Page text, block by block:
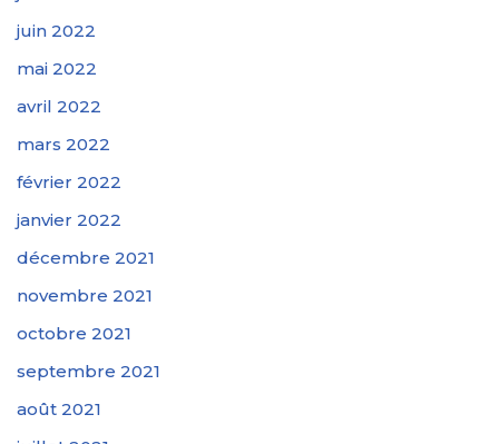
juin 2022
mai 2022
avril 2022
mars 2022
février 2022
janvier 2022
décembre 2021
novembre 2021
octobre 2021
septembre 2021
août 2021